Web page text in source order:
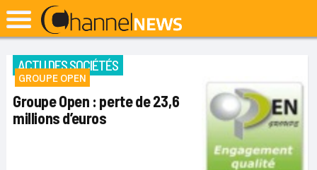
ACTU DES SOCIÉTÉS
GROUPE OPEN
Groupe Open : perte de 23,6
millions d’euros